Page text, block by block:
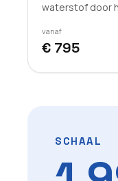
waterstof door
vanaf
€ 795
SCHAAL